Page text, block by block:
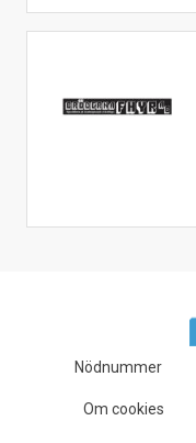
Nödnummer
Om cookies